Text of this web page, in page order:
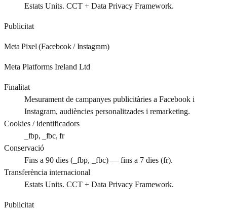
Estats Units. CCT + Data Privacy Framework.
Publicitat
Meta Pixel (Facebook / Instagram)
Meta Platforms Ireland Ltd
Finalitat
Mesurament de campanyes publicitàries a Facebook i
Instagram, audiències personalitzades i remarketing.
Cookies / identificadors
_fbp, _fbc, fr
Conservació
Fins a 90 dies (_fbp, _fbc) — fins a 7 dies (fr).
Transferència internacional
Estats Units. CCT + Data Privacy Framework.
Publicitat